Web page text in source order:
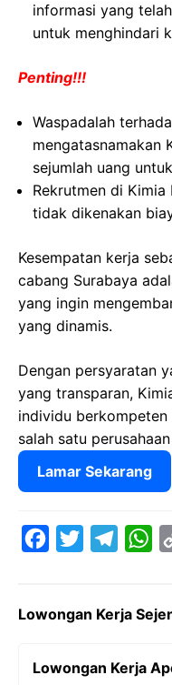
informasi yang
untuk menghindari
Penting!!!
Waspadalah
mengatasnamakan
sejumlah uang
Rekrutmen di
tidak dikenakan
Kesempatan kerja
cabang Surabaya
yang ingin
yang dinamis.
Dengan persyaratan
yang transparan,
individu
salah satu
Lamar Sekarang
e
o
t
e
e
r
W
t
A
Lowongan Kerja
Lowongan Kerja